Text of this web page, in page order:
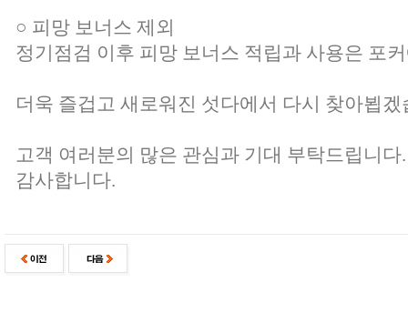
○ 피망 보너스 제외
정기점검 이후 피망 보너스 적립과 사용은 포
더욱 즐겁고 새로워진 섯다에서 다시 찾아뵙겠
고객 여러분의 많은 관심과 기대 부탁드립니다.
감사합니다.